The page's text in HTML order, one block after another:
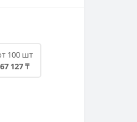
100 шт
67 127 ₸